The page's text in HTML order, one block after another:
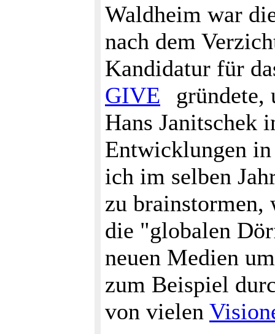
Waldheim war
nach dem
Kandidatur für
GIVE
gründete,
Hans Janitschek
Entwicklungen
ich im selben
zu brainstormen,
die "globalen
neuen Medien
zum Beispiel
von vielen